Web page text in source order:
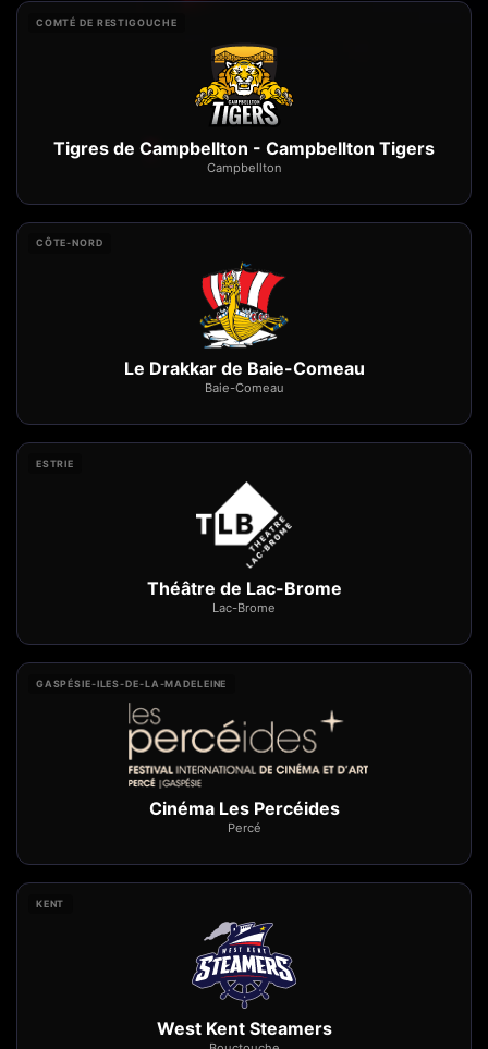
COMTÉ DE RESTIGOUCHE
Tigres de Campbellton - Campbellton Tigers
Campbellton
CÔTE-NORD
Le Drakkar de Baie-Comeau
Baie-Comeau
ESTRIE
Théâtre de Lac-Brome
Lac-Brome
GASPÉSIE-ILES-DE-LA-MADELEINE
Cinéma Les Percéides
Percé
KENT
West Kent Steamers